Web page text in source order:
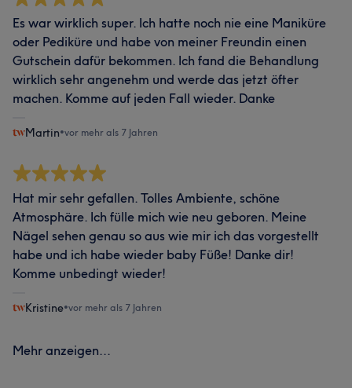
Es war wirklich super. Ich hatte noch nie eine Maniküre
oder Pediküre und habe von meiner Freundin einen
Gutschein dafür bekommen. Ich fand die Behandlung
wirklich sehr angenehm und werde das jetzt öfter
machen. Komme auf jeden Fall wieder. Danke
Martin•vor mehr als 7 Jahren
Hat mir sehr gefallen. Tolles Ambiente, schöne
Atmosphäre. Ich fülle mich wie neu geboren. Meine
Nägel sehen genau so aus wie mir ich das vorgestellt
habe und ich habe wieder baby Füße! Danke dir!
Komme unbedingt wieder!
Kristine•vor mehr als 7 Jahren
Mehr anzeigen...